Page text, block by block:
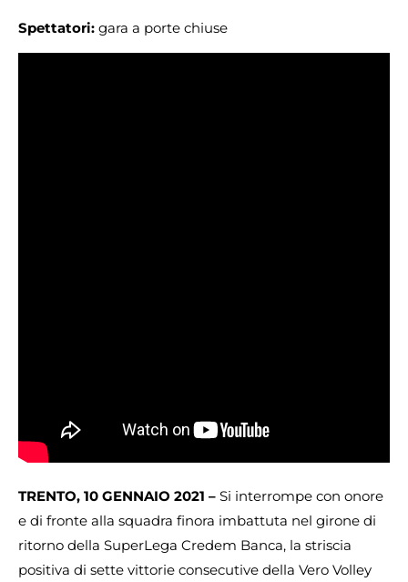
Spettatori: gara a porte chiuse
TRENTO, 10 GENNAIO 2021 – Si interrompe con onore
e di fronte alla squadra finora imbattuta nel girone di
ritorno della SuperLega Credem Banca, la striscia
positiva di sette vittorie consecutive della Vero Volley